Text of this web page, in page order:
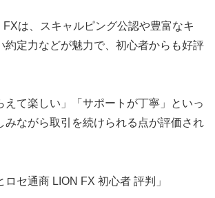
FXは、スキャルピング公認や豊富なキ
約定力などが魅力で、初心者からも好評
えて楽しい」「サポートが丁寧」といっ
みながら取引を続けられる点が評価され
セ通商 LION FX 初心者 評判」